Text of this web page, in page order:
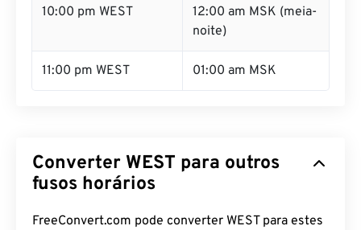
10:00 pm WEST
12:00 am MSK (meia-
noite)
11:00 pm WEST 01:00 am MSK
Converter WEST para outros
fusos horários
FreeConvert.com pode converter WEST para estes